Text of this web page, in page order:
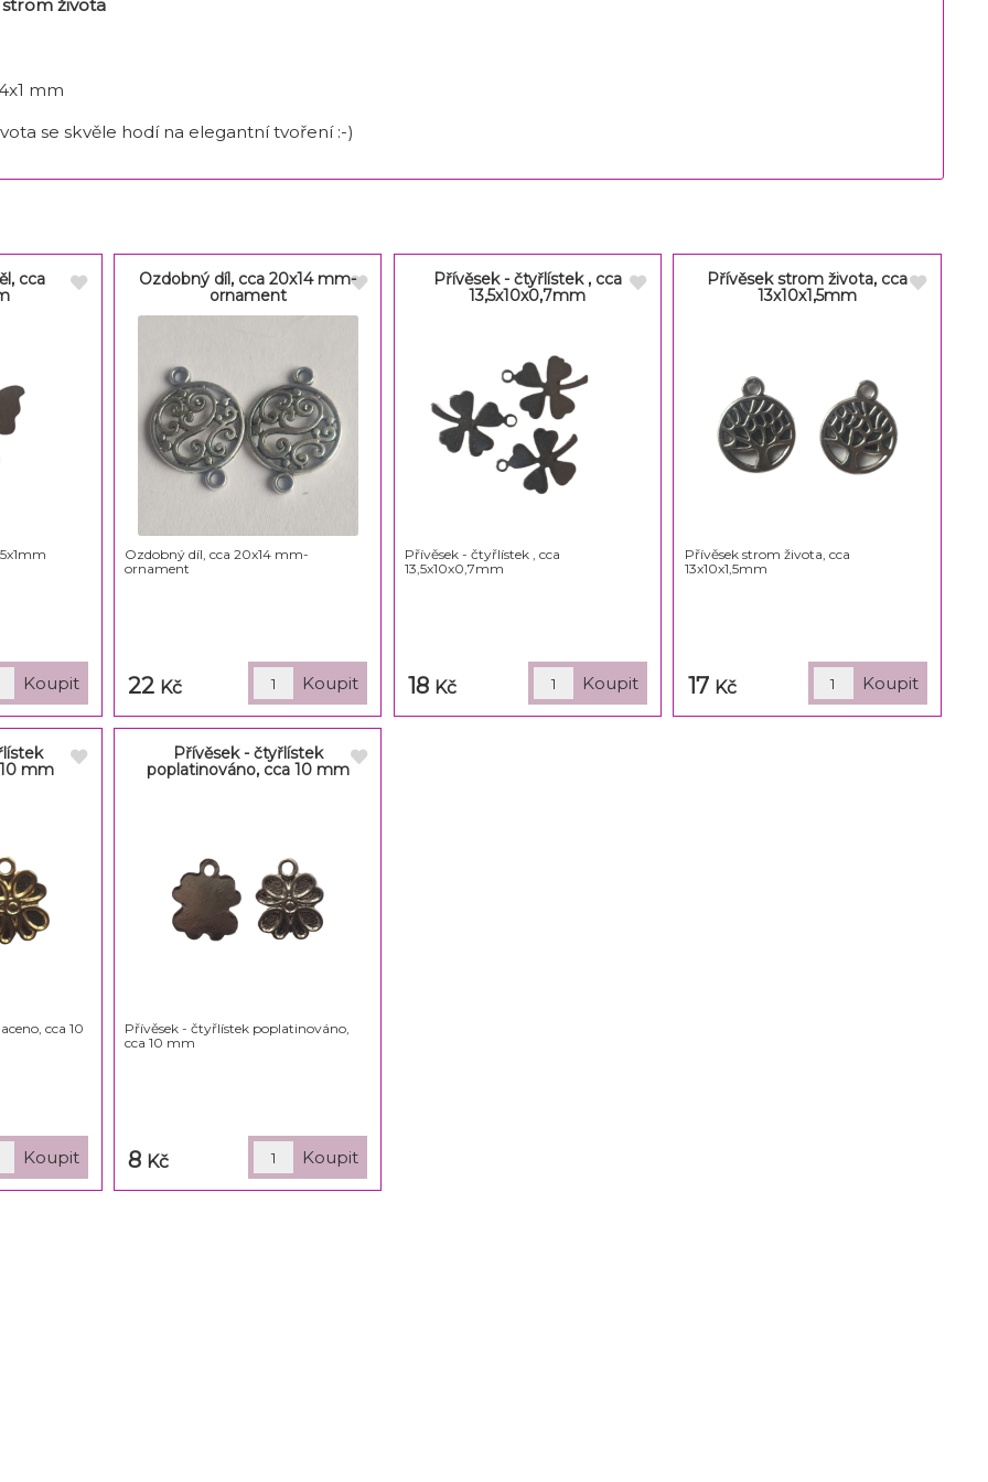
života
mm
se skvěle hodí na elegantní tvoření :-)
cca
Ozdobný díl, cca 20x14 mm-
ornament
Ozdobný díl, cca 20x14 mm-
ornament
22 Kč
Přívěsek - čtyřlístek , cca
13,5x10x0,7mm
Přívěsek - čtyřlístek , cca
13,5x10x0,7mm
18 Kč
Přívěsek strom života, cca
13x10x1,5mm
Přívěsek strom života, cca
13x10x1,5mm
17 Kč
mm
cca 10
Přívěsek - čtyřlístek
poplatinováno, cca 10 mm
Přívěsek - čtyřlístek poplatinováno,
cca 10 mm
8 Kč